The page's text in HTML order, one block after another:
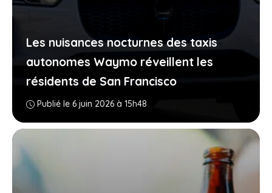
Les nuisances nocturnes des taxis
autonomes Waymo réveillent les
résidents de San Francisco
Publié le 6 juin 2026 à 15h48